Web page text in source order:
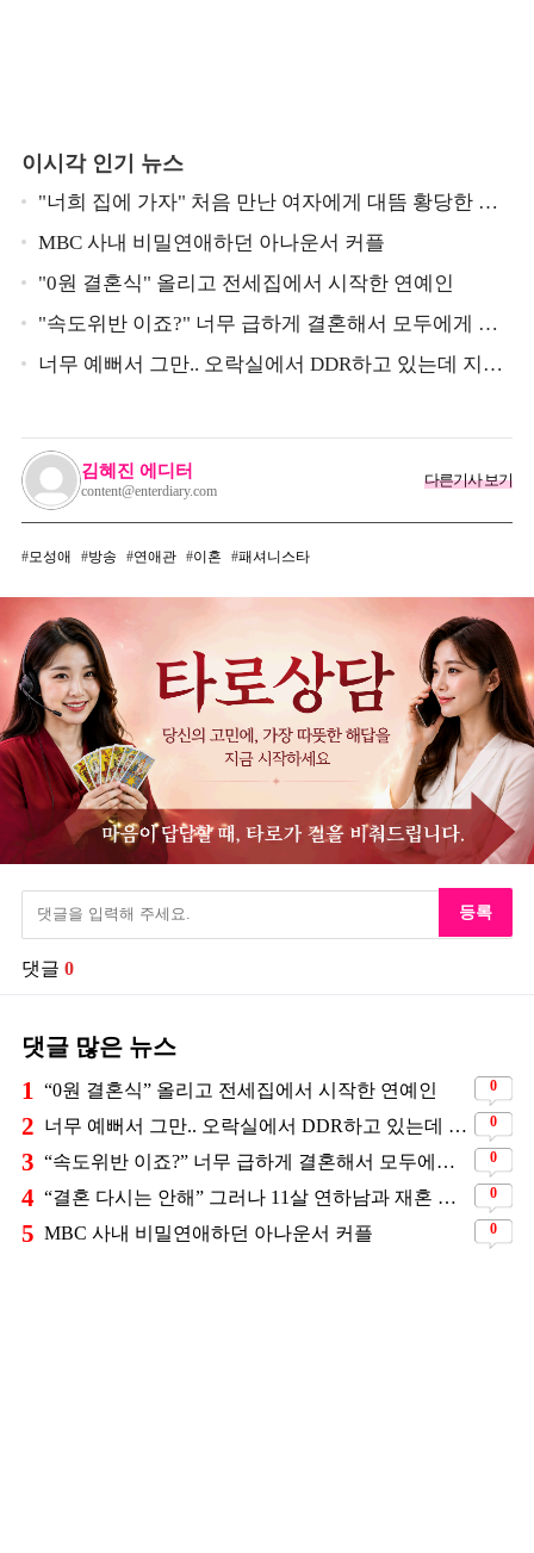
이시각 인기 뉴스
"너희 집에 가자" 처음 만난 여자에게 대뜸 황당한 요
구 했다는 MBC 아나운서
MBC 사내 비밀연애하던 아나운서 커플
"0원 결혼식" 올리고 전세집에서 시작한 연예인
"속도위반 이죠?" 너무 급하게 결혼해서 모두에게 의
심 받았던 스타
너무 예뻐서 그만.. 오락실에서 DDR하고 있는데 지나
김혜진 에디터
content@enterdiary.com
다른기사 보기
모성애 방송 연애관 이혼 패셔니스타
등록
댓글 0
댓글 많은 뉴스
1 “0원 결혼식” 올리고 전세집에서 시작한 연예인 0
2 너무 예뻐서 그만.. 오락실에서 DDR하고 있는데 지나가던 이상민이 캐스팅했다는 연예인 0
3 “속도위반 이죠?” 너무 급하게 결혼해서 모두에게 의심 받았던 스타 0
4 “결혼 다시는 안해” 그러나 11살 연하남과 재혼 발표 0
5 MBC 사내 비밀연애하던 아나운서 커플 0